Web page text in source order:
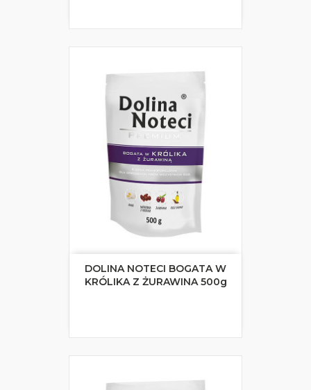
DOLINA NOTECI BOGATA W
KRÓLIKA Z ŻURAWINA 500g